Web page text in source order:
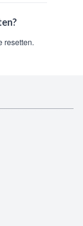
resetten.